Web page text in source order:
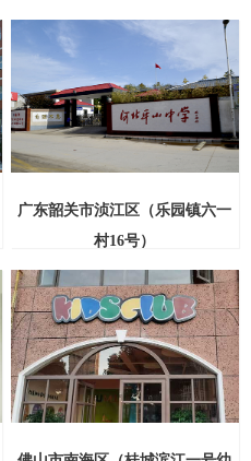
广东韶关市浈江区（乐园镇六一
村16号）